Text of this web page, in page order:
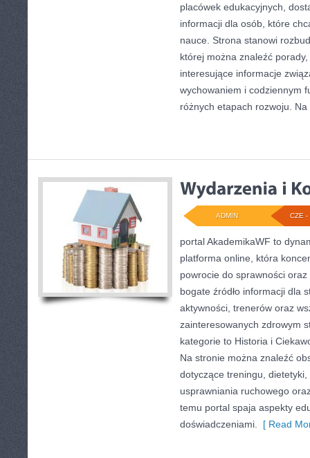
placówek edukacyjnych,
informacji dla osób, które
nauce. Strona stanowi
której można znaleźć
interesujące informacje
wychowaniem i codziennym
różnych etapach rozwoju. Na
CZE -
ADMIN
portal AkademikaWF to
platforma online, która
powrocie do sprawności
bogate źródło informacji dla
aktywności, trenerów oraz
zainteresowanych zdrowym
kategorie to Historia i
Na stronie można znaleźć
dotyczące treningu,
usprawniania ruchowego
temu portal spaja aspekty
doświadczeniami.
[ Read